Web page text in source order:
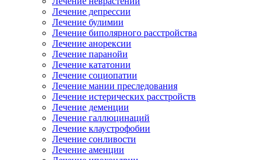
Лечение депрессии
Лечение булимии
Лечение биполярного расстройства
Лечение анорексии
Лечение паранойи
Лечение кататонии
Лечение социопатии
Лечение мании преследования
Лечение истерических расстройств
Лечение деменции
Лечение галлюцинаций
Лечение клаустрофобии
Лечение сонливости
Лечение аменции